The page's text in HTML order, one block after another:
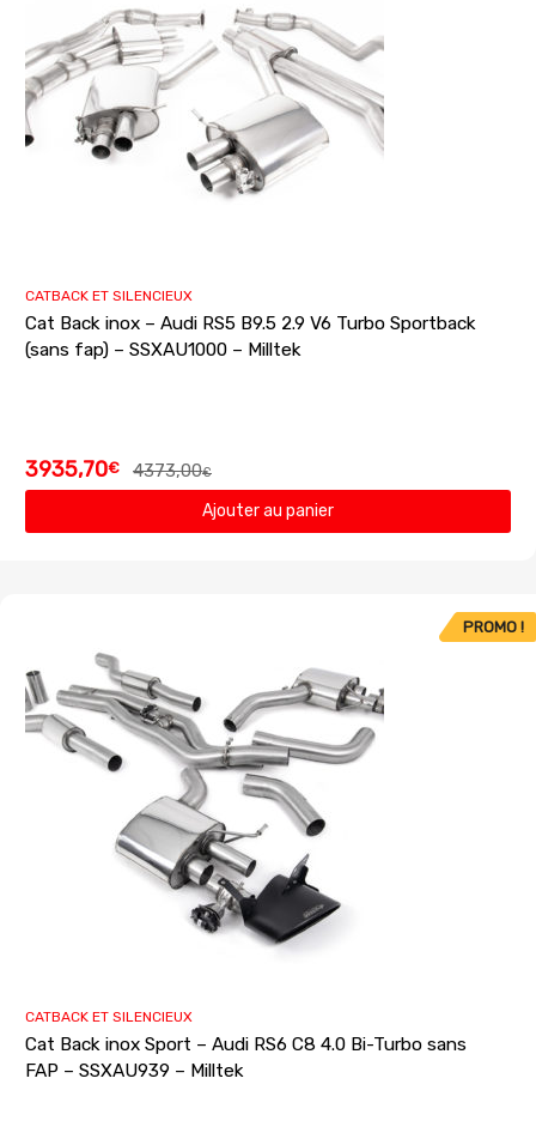
CATBACK ET SILENCIEUX
Cat Back inox – Audi RS5 B9.5 2.9 V6 Turbo Sportback
(sans fap) – SSXAU1000 – Milltek
4373,00€
3935,70€
Ajouter au panier
PROMO !
CATBACK ET SILENCIEUX
Cat Back inox Sport – Audi RS6 C8 4.0 Bi-Turbo sans
FAP – SSXAU939 – Milltek